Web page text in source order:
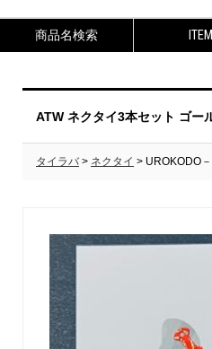
商品名検索 ITEM
ATW ネクタイ3本セット ゴー
タイラバ> ネクタイ > UROKODO